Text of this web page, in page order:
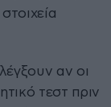
αν οι
τεστ πριν